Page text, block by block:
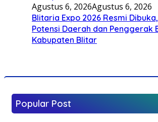
Agustus 6, 2026Agustus 6, 2026
Blitaria Expo 2026 Resmi
Potensi Daerah dan Penggerak
Kabupaten Blitar
Popular Post